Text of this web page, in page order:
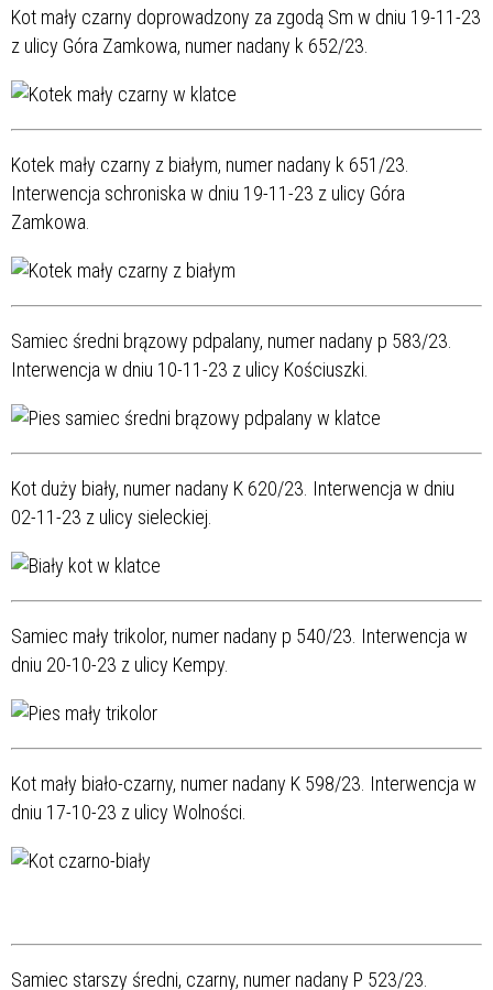
Kot mały czarny doprowadzony za zgodą Sm w dniu 19-11-23
z ulicy Góra Zamkowa, numer nadany k 652/23.
Kotek mały czarny z białym, numer nadany k 651/23.
Interwencja schroniska w dniu 19-11-23 z ulicy Góra
Zamkowa.
Samiec średni brązowy pdpalany, numer nadany p 583/23.
Interwencja w dniu 10-11-23 z ulicy Kościuszki.
Kot duży biały, numer nadany K 620/23. Interwencja w dniu
02-11-23 z ulicy sieleckiej.
Samiec mały trikolor, numer nadany p 540/23. Interwencja w
dniu 20-10-23 z ulicy Kempy.
Kot mały biało-czarny, numer nadany K 598/23. Interwencja w
dniu 17-10-23 z ulicy Wolności.
Samiec starszy średni, czarny, numer nadany P 523/23.